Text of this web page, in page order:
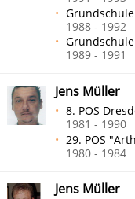
Suchen
1988 - 1992
1989 - 1991
Jens Müller
8. POS
1981 - 1990
29. POS
1980 - 1984
Jens Müller